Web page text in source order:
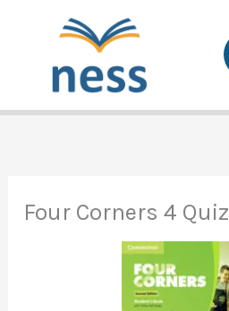
Four Corners 4 Quiz